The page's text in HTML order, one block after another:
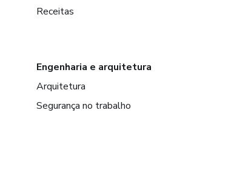
Receitas
Engenharia e arquitetura
Arquitetura
Segurança no trabalho